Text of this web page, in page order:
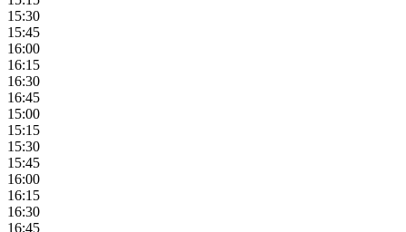
15:30
15:45
16:00
16:15
16:30
16:45
15:00
15:15
15:30
15:45
16:00
16:15
16:30
16:45